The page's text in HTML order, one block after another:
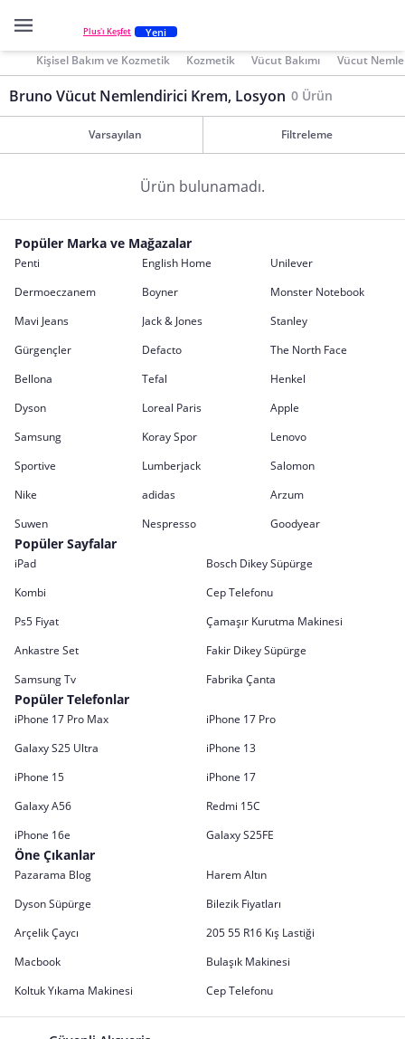
Plus'ı Keşfet Yeni
Kişisel Bakım ve Kozmetik Kozmetik Vücut Bakımı Vücut
Bruno Vücut Nemlendirici Krem, Losyon 0 Ürün
Varsayılan Filtreleme
Ürün bulunamadı.
Popüler Marka ve Mağazalar
Penti English Home
Unilever
Dermoeczanem
Boyner
Monster Notebook
Mavi Jeans
Jack & Jones
Stanley
Gürgençler
Defacto
The North Face
Bellona
Tefal
Henkel
Dyson
Loreal Paris
Apple
Samsung
Koray Spor
Lenovo
Sportive
Lumberjack
Salomon
Nike
adidas
Arzum
Suwen
Nespresso Goodyear
Popüler Sayfalar
iPad
Bosch Dikey Süpürge
Kombi
Cep Telefonu
Ps5 Fiyat
Çamaşır Kurutma Makinesi
Ankastre Set
Fakir Dikey Süpürge
Samsung Tv
Fabrika Çanta
Popüler Telefonlar
iPhone 17 Pro Max
iPhone 17 Pro
Galaxy S25 Ultra
iPhone 13
iPhone 15
iPhone 17
Galaxy A56
Redmi 15C
iPhone 16e
Galaxy S25FE
Öne Çıkanlar
Pazarama Blog
Harem Altın
Dyson Süpürge
Bilezik Fiyatları
Arçelik Çaycı
205 55 R16 Kış Lastiği
Macbook
Bulaşık Makinesi
Koltuk Yıkama Makinesi
Cep Telefonu